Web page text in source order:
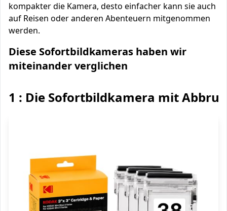
kompakter die Kamera, desto einfacher kann sie auch
auf Reisen oder anderen Abenteuern mitgenommen
werden.
Diese Sofortbildkameras haben wir
miteinander verglichen
1 : Die Sofortbildkamera mit